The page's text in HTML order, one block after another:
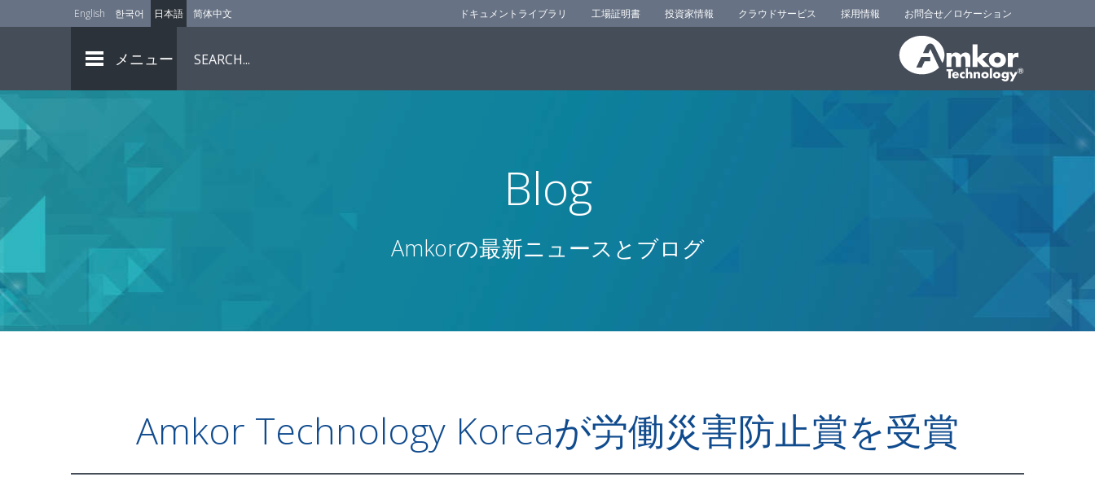
English 한국어 日本語 简体中文 ドキュメントライブラリ 工場証明書 投資家情報 クラウドサービス 採用情報 お問合せ／ロケーション
メニュー
Blog
Amkorの最新ニュースとブログ
Amkor Technology Koreaが労働災害防止賞を受賞